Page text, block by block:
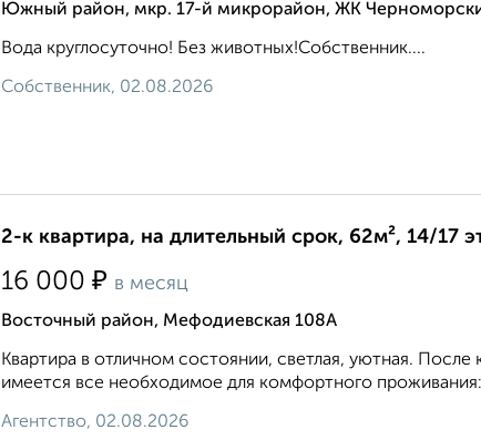
Южный район, мкр. 17-й микрорайон, ЖК
Вода круглосуточно! Без животных!Собственник....
Собственник, 02.08.2026
2-к квартира, на длительный срок, 62м², 14/17
16 000 ₽ в месяц
Восточный район, Мефодиевская 108А
Квартира в отличном состоянии, светлая, уютная.
имеется все необходимое для комфортного
Агентство, 02.08.2026